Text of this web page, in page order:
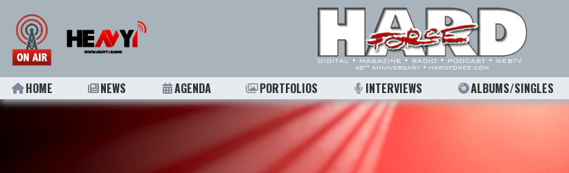
HOME NEWS AGENDA PORTFOLIOS INTERVIEWS ALBUMS/SINGLES